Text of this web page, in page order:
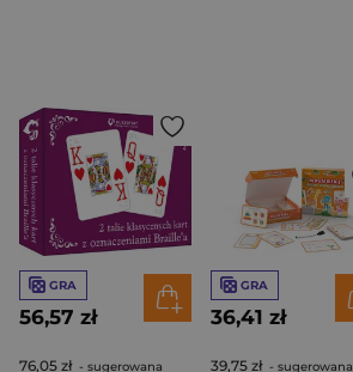
GRA
56,57 zł
76,05 zł - sugerowana
GRA
36,41 zł
39,75 zł - sugerowana